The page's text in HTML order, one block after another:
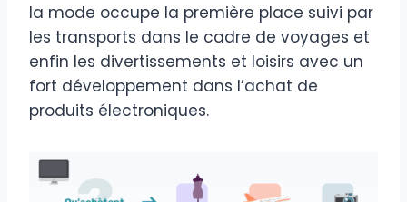
la mode occupe la première place suivi par
les transports dans le cadre de voyages et
enfin les divertissements et loisirs avec un
fort développement dans l’achat de
produits électroniques.